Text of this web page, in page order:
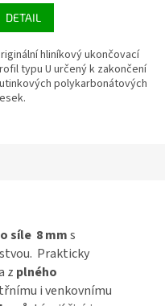
DETAIL
hliníkový ukončovací
typu U určený k zakončení
polykarbonátových
síle 8 mms
Prakticky
z plného
i venkovnímu